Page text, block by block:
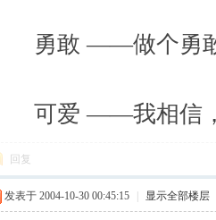
勇敢 ——做个勇敢
可爱 ——我相信，
回复
发表于 2004-10-30 00:45:15 显示全部楼层